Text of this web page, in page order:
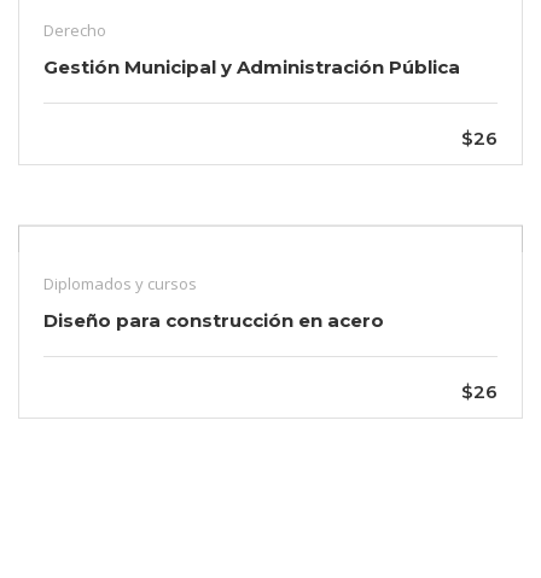
Derecho
Gestión Municipal y Administración Pública
$26
Diplomados y cursos
Diseño para construcción en acero
$26